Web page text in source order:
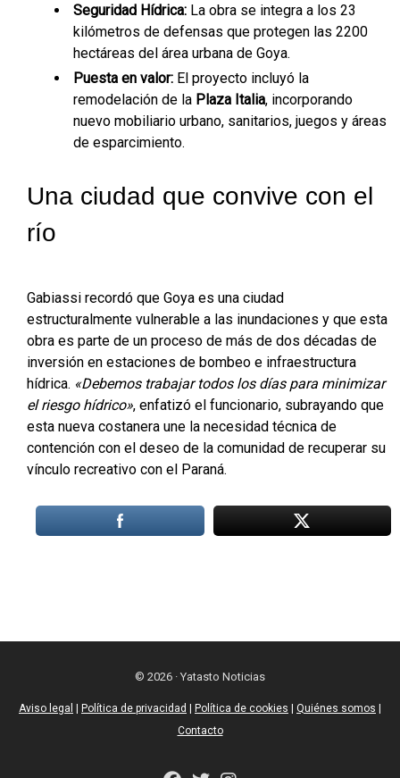
Seguridad Hídrica: La obra se integra a los 23
kilómetros de defensas que protegen las 2200
hectáreas del área urbana de Goya.
Puesta en valor: El proyecto incluyó la
remodelación de la Plaza Italia, incorporando
nuevo mobiliario urbano, sanitarios, juegos y áreas
de esparcimiento.
Una ciudad que convive con el
río
Gabiassi recordó que Goya es una ciudad
estructuralmente vulnerable a las inundaciones y que esta
obra es parte de un proceso de más de dos décadas de
inversión en estaciones de bombeo e infraestructura
hídrica. «Debemos trabajar todos los días para minimizar
el riesgo hídrico», enfatizó el funcionario, subrayando que
esta nueva costanera une la necesidad técnica de
contención con el deseo de la comunidad de recuperar su
vínculo recreativo con el Paraná.
© 2026 · Yatasto Noticias
Aviso legal Política de privacidad Política de cookies Quiénes somos
Contacto